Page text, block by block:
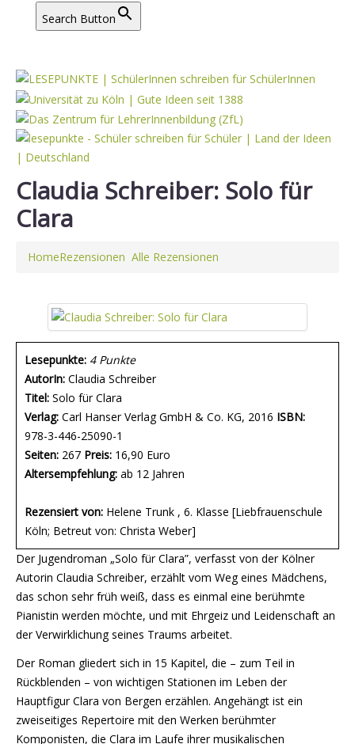
Search Button
Claudia Schreiber: Solo für
Clara
HomeRezensionen Alle Rezensionen
Lesepunkte: 4 Punkte
AutorIn: Claudia Schreiber
Titel: Solo für Clara
Verlag: Carl Hanser Verlag GmbH & Co. KG, 2016 ISBN:
978-3-446-25090-1
Seiten: 267 Preis: 16,90 Euro
Altersempfehlung: ab 12 Jahren
Rezensiert von: Helene Trunk , 6. Klasse [Liebfrauenschule
Köln; Betreut von: Christa Weber]
Der Jugendroman „Solo für Clara”, verfasst von der Kölner
Autorin Claudia Schreiber, erzählt vom Weg eines Mädchens,
das schon sehr früh weiß, dass es einmal eine berühmte
Pianistin werden möchte, und mit Ehrgeiz und Leidenschaft an
der Verwirklichung seines Traums arbeitet.
Der Roman gliedert sich in 15 Kapitel, die – zum Teil in
Rückblenden – von wichtigen Stationen im Leben der
Hauptfigur Clara von Bergen erzählen. Angehängt ist ein
zweiseitiges Repertoire mit den Werken berühmter
Komponisten, die Clara im Laufe ihrer musikalischen